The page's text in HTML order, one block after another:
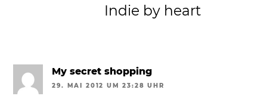
Indie by heart
My secret shopping
29. MAI 2012 UM 23:28 UHR